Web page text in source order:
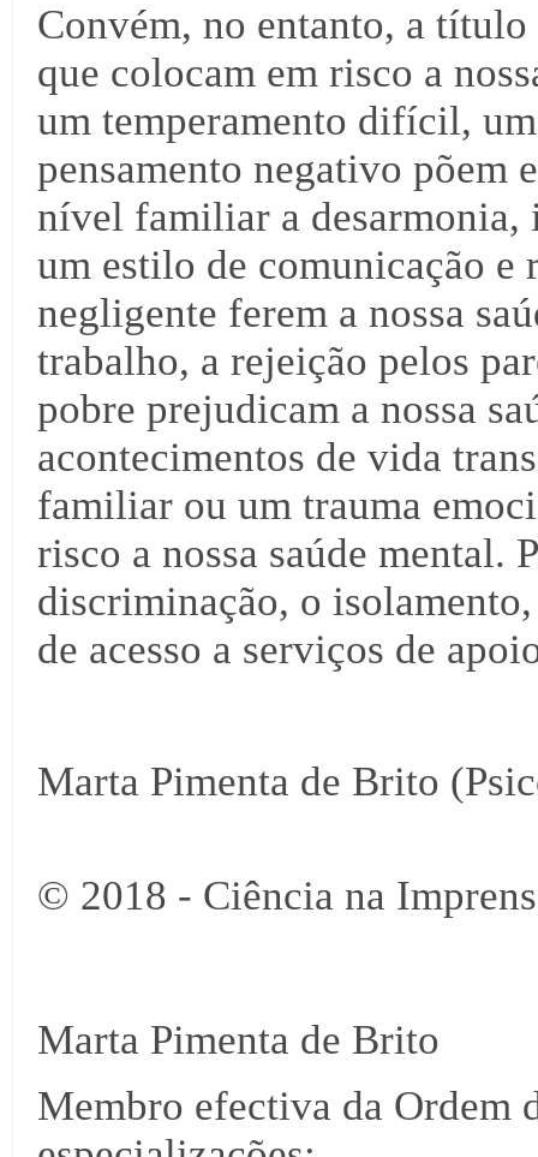
Convém, no entanto, a
que colocam em risco a
um temperamento difícil,
pensamento negativo põem
nível familiar a
um estilo de comunicação e
negligente ferem a nossa
trabalho, a rejeição pelos
pobre prejudicam a nossa
acontecimentos de vida
familiar ou um trauma
risco a nossa saúde mental.
discriminação, o
de acesso a serviços de
Marta Pimenta de Brito
© 2018 - Ciência na
Marta Pimenta de Brito
Membro efectiva da Ordem